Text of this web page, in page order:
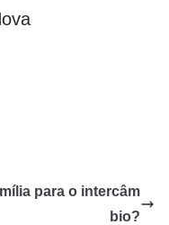
para o intercâm
bio?